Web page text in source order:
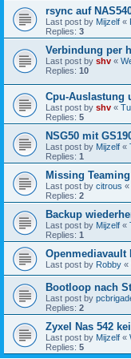
rsync auf
Last post by Mijzelf «
Replies: 3
Verbindung per
Last post by shv «
Replies: 10
Cpu-Auslastung
Last post by shv «
Replies: 5
NSG50 mit
Last post by Mijzelf «
Replies: 1
Missing
Last post by citrous «
Replies: 2
Backup
Last post by Mijzelf «
Replies: 1
Openmediavault
Last post by Robby «
Bootloop nach
Last post by
Replies: 2
Zyxel Nas 542
Last post by Mijzelf «
Replies: 5